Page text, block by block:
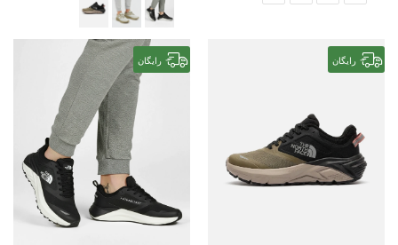
رایگان رایگان